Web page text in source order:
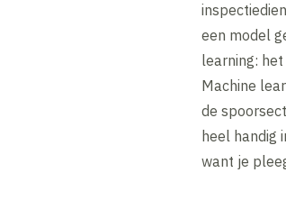
een model
learning:
Machine
de
heel handig
want je